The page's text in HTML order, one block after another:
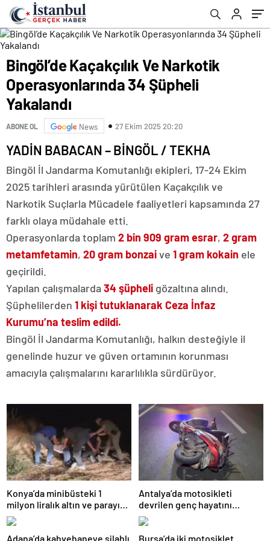
Bingöl’de Kaçakçılık Ve Narkotik
Operasyonlarında 34 Şüpheli
Yakalandı
ABONE OL News 27 Ekim 2025 20:20
YADİN BABACAN – BİNGÖL / TEKHA
Bingöl İl Jandarma Komutanlığı ekipleri, 17-24 Ekim
2025 tarihleri arasında yürütülen Kaçakçılık ve
Narkotik Suçlarla Mücadele faaliyetleri kapsamında 27
farklı olaya müdahale etti.
Operasyonlarda toplam 2 bin 909 gram esrar, 2 gram
metamfetamin, 20 gram bonzaive 1 gram kokain ele
geçirildi.
Yapılan çalışmalarda34 şüpheli gözaltına alındı.
Şüphelilerden 1 kişi tutuklanarak Ceza İnfaz
Kurumu’na teslim edildi.
Bingöl İl Jandarma Komutanlığı, halkın desteğiyle il
genelinde huzur ve güven ortamının korunması
amacıyla çalışmalarını kararlılıkla sürdürüyor.
Konya’da minibüsteki 1
milyon liralık altın ve parayı
çalan 5 şüpheli 3 ilde
yakalandı
Antalya’da motosikleti
devrilen genç hayatını
kaybetti
Adana’da kahvehaneye silahlı
Bursa’da iki motosiklet